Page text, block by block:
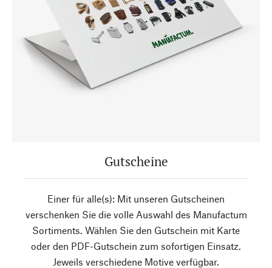
Gutscheine
Einer für alle(s): Mit unseren Gutscheinen
verschenken Sie die volle Auswahl des Manufactum
Sortiments. Wählen Sie den Gutschein mit Karte
oder den PDF-Gutschein zum sofortigen Einsatz.
Jeweils verschiedene Motive verfügbar.